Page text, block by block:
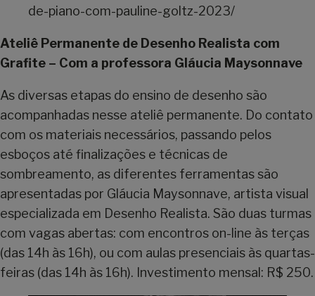
de-piano-com-pauline-goltz-2023/
Ateliê Permanente de Desenho Realista com
Grafite – Com a professora Gláucia Maysonnave
As diversas etapas do ensino de desenho são
acompanhadas nesse ateliê permanente. Do contato
com os materiais necessários, passando pelos
esboços até finalizações e técnicas de
sombreamento, as diferentes ferramentas são
apresentadas por Gláucia Maysonnave, artista visual
especializada em Desenho Realista. São duas turmas
com vagas abertas: com encontros on-line às terças
(das 14h às 16h), ou com aulas presenciais às quartas-
feiras (das 14h às 16h). Investimento mensal: R$ 250.